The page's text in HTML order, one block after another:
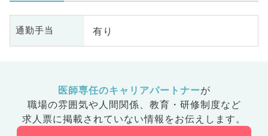
通勤手当 有り
医師専任のキャリアパートナーが
職場の雰囲気や人間関係、 教育・研修制度など
求人票に掲載されていない情報をお伝えします。